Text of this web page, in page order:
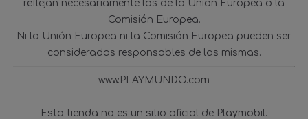
reflejan necesariamente los de la Unión Europea o la
Comisión Europea.
Ni la Unión Europea ni la Comisión Europea pueden ser
consideradas responsables de las mismas.
www.PLAYMUNDO.com
Esta tienda no es un sitio oficial de Playmobil.